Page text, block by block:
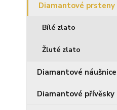
Diamantové prsteny
Bílé zlato
Žluté zlato
Diamantové náušnice
Diamantové přívěsky